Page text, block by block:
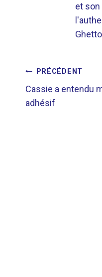
et son
DE
PRÉCÉDENT
Cassie a entendu
adhésif